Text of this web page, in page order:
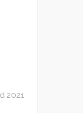
2021